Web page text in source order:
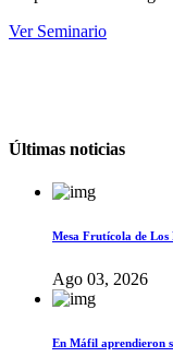
Ver Seminario
Últimas noticias
Mesa Frutícola de Los
Ago 03, 2026
En Máfil aprendieron